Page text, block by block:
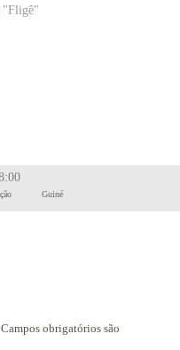
"Fligê"
Guiné
Campos obrigatórios são